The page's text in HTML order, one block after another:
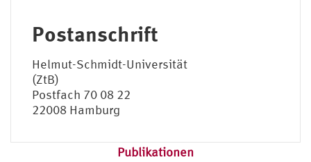
Postanschrift
Helmut-Schmidt-Universität
(ZtB)
Postfach 70 08 22
22008 Hamburg
Publikationen